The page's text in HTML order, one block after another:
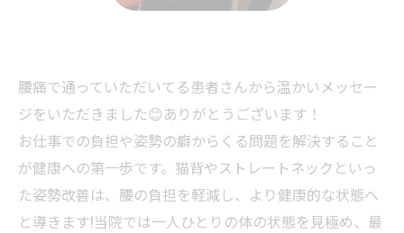
腰痛で通っていただいてる患者さんから温かいメッセー
ジをいただきました😊ありがとうございます！
お仕事での負担や姿勢の癖からくる問題を解決すること
が健康への第一歩です。猫背やストレートネックといっ
た姿勢改善は、腰の負担を軽減し、より健康的な状態へ
と導きます!当院では一人ひとりの体の状態を見極め、最